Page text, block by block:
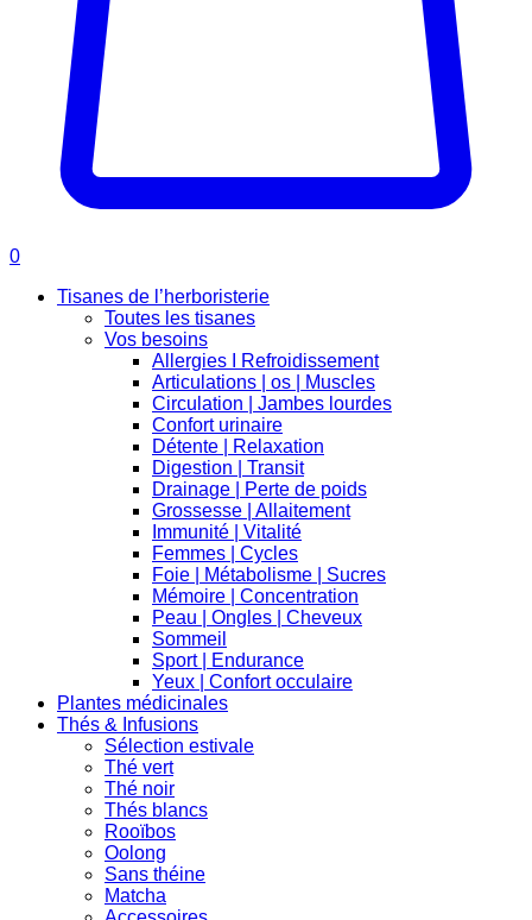
0
Tisanes de l’herboristerie
Toutes les tisanes
Vos besoins
Allergies I Refroidissement
Articulations | os | Muscles
Circulation | Jambes lourdes
Confort urinaire
Détente | Relaxation
Digestion | Transit
Drainage | Perte de poids
Grossesse | Allaitement
Immunité | Vitalité
Femmes | Cycles
Foie | Métabolisme | Sucres
Mémoire | Concentration
Peau | Ongles | Cheveux
Sommeil
Sport | Endurance
Yeux | Confort occulaire
Plantes médicinales
Thés & Infusions
Sélection estivale
Thé vert
Thé noir
Thés blancs
Rooïbos
Oolong
Sans théine
Matcha